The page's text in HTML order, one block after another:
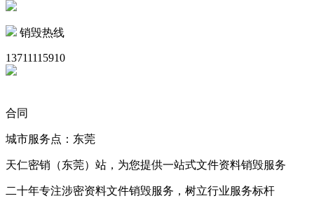
销毁热线
13711115910
合同
城市服务点：东莞
天仁密销（东莞）站，为您提供一站式文件资料销毁服务
二十年专注涉密资料文件销毁服务，树立行业服务标杆